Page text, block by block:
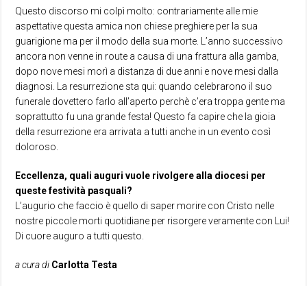
Questo discorso mi colpì molto: contrariamente alle mie
aspettative questa amica non chiese preghiere per la sua
guarigione ma per il modo della sua morte. L’anno successivo
ancora non venne in route a causa di una frattura alla gamba,
dopo nove mesi morì a distanza di due anni e nove mesi dalla
diagnosi. La resurrezione sta qui: quando celebrarono il suo
funerale dovettero farlo all’aperto perchè c’era troppa gente ma
soprattutto fu una grande festa! Questo fa capire che la gioia
della resurrezione era arrivata a tutti anche in un evento così
doloroso.
Eccellenza, quali auguri vuole rivolgere alla diocesi per
queste festività pasquali?
L’augurio che faccio è quello di saper morire con Cristo nelle
nostre piccole morti quotidiane per risorgere veramente con Lui!
Di cuore auguro a tutti questo.
a cura di Carlotta Testa